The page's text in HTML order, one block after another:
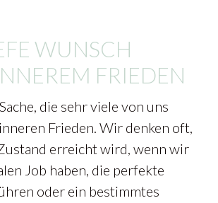
WUNSCH
FRIEDEN
die sehr viele von uns
Frieden. Wir denken oft,
erreicht wird, wenn wir
Job haben, die perfekte
oder ein bestimmtes